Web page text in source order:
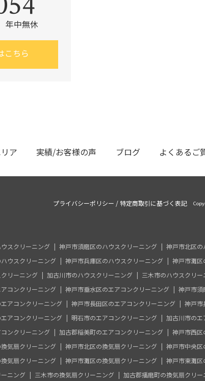
年中無休
こちら
ア 実績/お客様の声 ブログ よくあるご
プライバシーポリシー /特定商取引に基づく表記
スクリーニング 神戸市須磨区のハウスクリーニング
神戸市北区の
ウスクリーニング 神戸市兵庫区のハウスクリーニング
神戸市灘区
リーニング 加古川市のハウスクリーニング 三木市のハウスクリー
コンクリーニング 神戸市垂水区のエアコンクリーニング
神戸市須
アコンクリーニング 神戸市長田区のエアコンクリーニング
神戸市
アコンクリーニング 明石市のエアコンクリーニング
加古川市のエ
ンクリーニング 加古郡稲美町のエアコンクリーニング
神戸市西区
気扇クリーニング 神戸市北区の換気扇クリーニング
神戸市中央区
気扇クリーニング 神戸市灘区の換気扇クリーニング
神戸市東灘区
ニング 三木市の換気扇クリーニング 加古郡播磨町の換気扇クリー